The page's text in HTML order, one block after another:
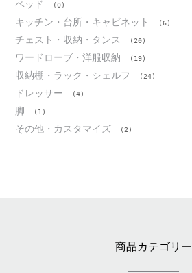
ベッド (0)
キッチン・台所・キャビネット (6)
チェスト・収納・タンス (20)
ワードローブ・洋服収納 (19)
収納棚・ラック・シェルフ (24)
ドレッサー (4)
脚 (1)
その他・カスタマイズ (2)
商品カテゴリー